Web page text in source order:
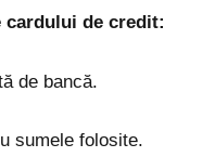
de credit:
de bancă.
sumele folosite.